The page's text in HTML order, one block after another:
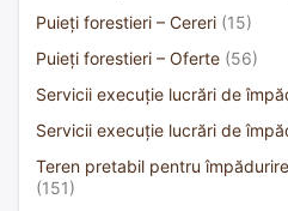
Puieți forestieri – Cereri (15)
Puieți forestieri – Oferte (56)
Servicii execuție lucrări de
Servicii execuție lucrări de
Teren pretabil pentru
(151)